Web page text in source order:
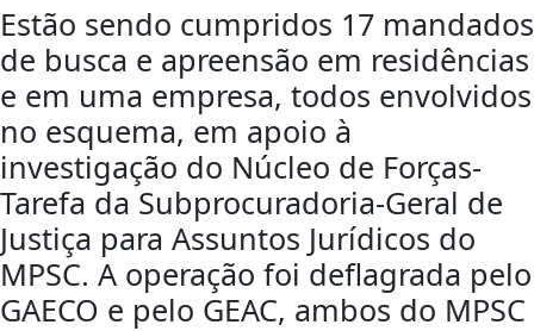
Estão sendo cumpridos 17 mandados
de busca e apreensão em residências
e em uma empresa, todos envolvidos
no esquema, em apoio à
investigação do Núcleo de Forças-
Tarefa da Subprocuradoria-Geral de
Justiça para Assuntos Jurídicos do
MPSC. A operação foi deflagrada pelo
GAECO e pelo GEAC, ambos do MPSC